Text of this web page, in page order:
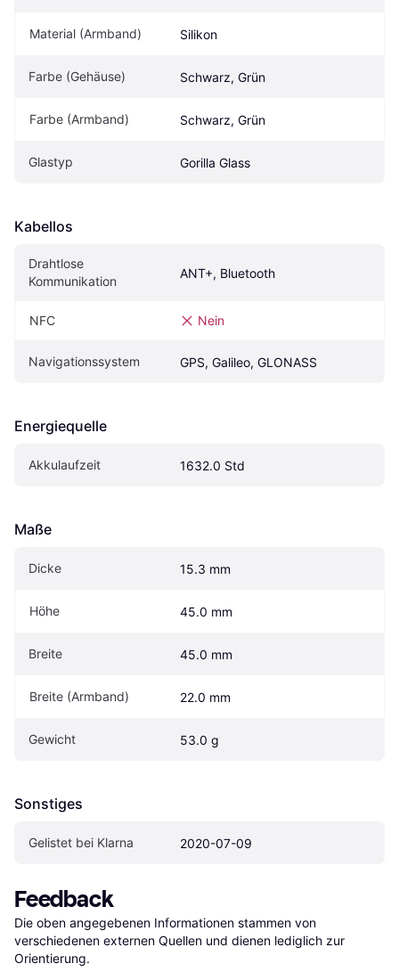
Material (Armband) Silikon
Farbe (Gehäuse) Schwarz, Grün
Farbe (Armband) Schwarz, Grün
Glastyp Gorilla Glass
Kabellos
Drahtlose
Kommunikation
ANT+, Bluetooth
NFC Nein
Navigationssystem GPS, Galileo, GLONASS
Energiequelle
Akkulaufzeit 1632.0 Std
Maße
Dicke 15.3 mm
Höhe 45.0 mm
Breite 45.0 mm
Breite (Armband) 22.0 mm
Gewicht 53.0 g
Sonstiges
Gelistet bei Klarna 2020-07-09
Feedback
Die oben angegebenen Informationen stammen von
verschiedenen externen Quellen und dienen lediglich zur
Orientierung.